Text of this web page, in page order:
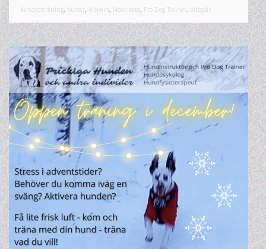
Konceptträning, Kurser, Melwin, Nosarbete, Pro Dog Trainer, Viltspår